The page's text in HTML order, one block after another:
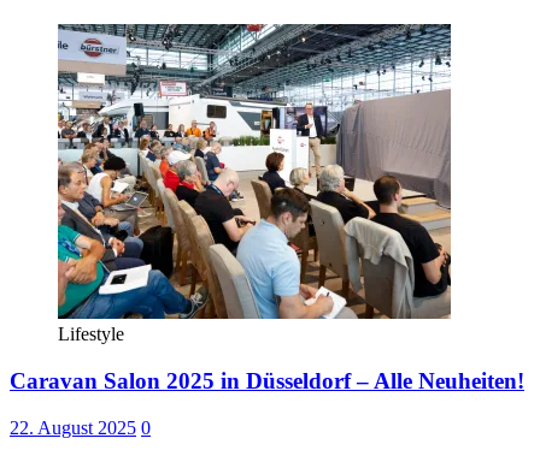
Lifestyle
Caravan Salon 2025 in Düsseldorf – Alle Neuheiten!
22. August 2025 0